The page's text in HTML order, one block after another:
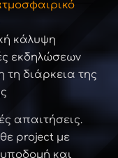
κάλυψη
εκδηλώσεων
τη διάρκεια της
απαιτήσεις.
project με
και